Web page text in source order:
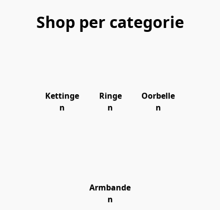
Shop per categorie
Kettinge
n
Ringe
n
Oorbelle
n
Armbande
n